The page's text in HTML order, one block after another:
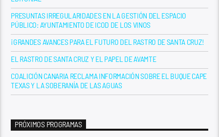
PRESUNTAS IRREGULARIDADES EN LA GESTIÓN DEL ESPACIO
PÚBLICO: AYUNTAMIENTO DE ICOD DE LOS VINOS
¡GRANDES AVANCES PARA EL FUTURO DEL RASTRO DE SANTA CRUZ!
EL RASTRO DE SANTA CRUZ Y EL PAPEL DE AVAMTE
COALICIÓN CANARIA RECLAMA INFORMACIÓN SOBRE EL BUQUE CAPE
TEXAS Y LA SOBERANÍA DE LAS AGUAS
PRÓXIMOS PROGRAMAS